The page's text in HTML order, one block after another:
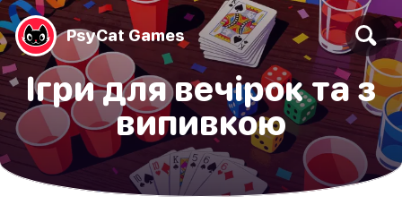
PsyCat Games
Ігри для вечірок та з
випивкою